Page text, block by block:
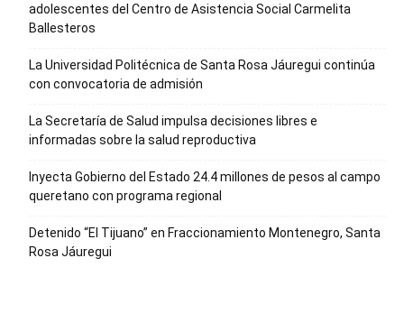
adolescentes del Centro de Asistencia Social Carmelita
Ballesteros
La Universidad Politécnica de Santa Rosa Jáuregui continúa
con convocatoria de admisión
La Secretaría de Salud impulsa decisiones libres e
informadas sobre la salud reproductiva
Inyecta Gobierno del Estado 24.4 millones de pesos al campo
queretano con programa regional
Detenido “El Tijuano” en Fraccionamiento Montenegro, Santa
Rosa Jáuregui